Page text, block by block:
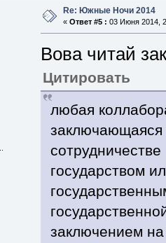
Re: Южные Ночи 2014
« Ответ #5 : 03 Июня 2014,
Вова читай
Цитировать
любая
государством
заключением на